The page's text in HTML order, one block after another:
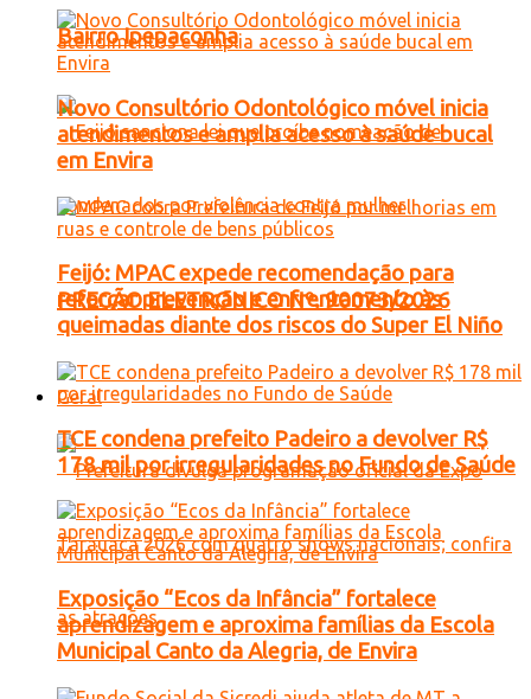
Bairro Ipepaconha
PREGÃO ELETRONICO Nº. 90073/2026
Geral
Novo Consultório Odontológico móvel inicia
atendimentos e amplia acesso à saúde bucal
em Envira
Feijó: MPAC expede recomendação para
reforçar prevenção e enfrentamento às
queimadas diante dos riscos do Super El Niño
TCE condena prefeito Padeiro a devolver R$
178 mil por irregularidades no Fundo de Saúde
Exposição “Ecos da Infância” fortalece
aprendizagem e aproxima famílias da Escola
Municipal Canto da Alegria, de Envira